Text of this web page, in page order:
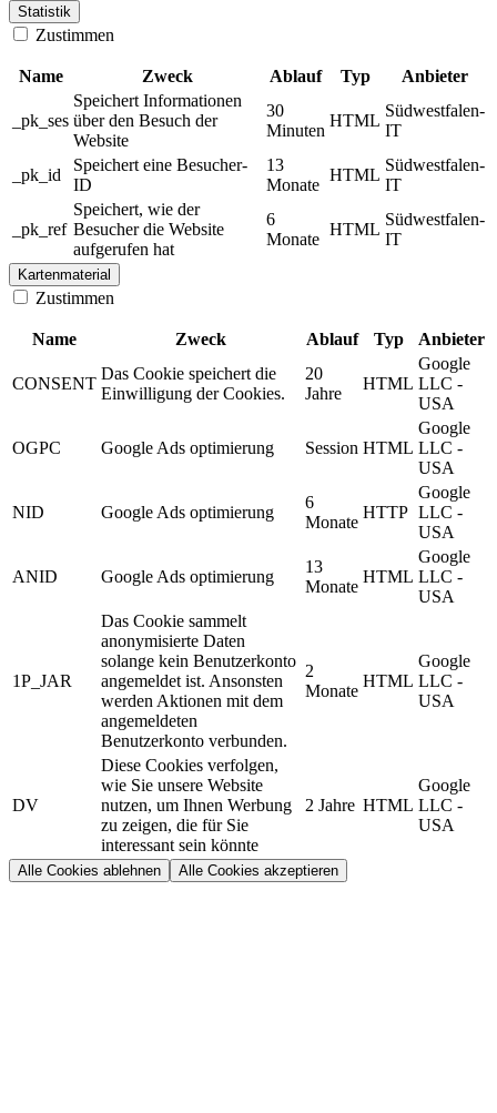
Statistik
Zustimmen
Name Zweck Ablauf Typ Anbieter
_pk_ses
Speichert Informationen
über den Besuch der
Website
30
Minuten
HTML
Südwestfalen-
IT
_pk_id
Speichert eine Besucher-
ID
13
Monate
HTML
Südwestfalen-
IT
_pk_ref
Speichert, wie der
Besucher die Website
aufgerufen hat
6
Monate
HTML
Südwestfalen-
IT
Kartenmaterial
Zustimmen
Name Zweck Ablauf Typ Anbieter
CONSENT
Das Cookie speichert die
Einwilligung der Cookies.
20
Jahre
HTML
Google
LLC -
USA
OGPC Google Ads optimierung Session HTML
Google
LLC -
USA
NID Google Ads optimierung
6
Monate
HTTP
Google
LLC -
USA
ANID Google Ads optimierung
13
Monate
HTML
Google
LLC -
USA
1P_JAR
Das Cookie sammelt
anonymisierte Daten
solange kein Benutzerkonto
angemeldet ist. Ansonsten
werden Aktionen mit dem
angemeldeten
Benutzerkonto verbunden.
2
Monate
HTML
Google
LLC -
USA
DV
Diese Cookies verfolgen,
wie Sie unsere Website
nutzen, um Ihnen Werbung
zu zeigen, die für Sie
interessant sein könnte
2 Jahre HTML
Google
LLC -
USA
Alle Cookies ablehnen Alle Cookies akzeptieren